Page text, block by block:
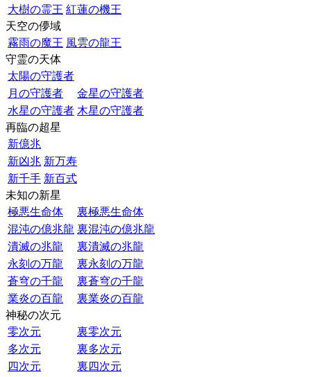
大樹の霊王 紅蓮の機王
天空の儚域
霧雨の魔王 風雲の龍王
守霊の天体
太陽の守護者
月の守護者
金星の守護者
水星の守護者 木星の守護者
再臨の超星
新億兆
新凶兆 新万寿
新千手 新百式
未知の新星
極悪生命体
裏極悪生命体
混沌の億兆龍 裏混沌の億兆龍
潰滅の兆龍
裏潰滅の兆龍
永刻の万龍
裏永刻の万龍
蒼穹の千龍
裏蒼穹の千龍
業炎の百龍
裏業炎の百龍
神秘の次元
零次元
裏零次元
多次元
裏多次元
四次元
裏四次元